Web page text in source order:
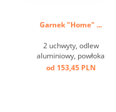
Garnek "Home" ...
2 uchwyty, odlew
aluminiowy, powłoka
przeciw przywierająca, dno
od 153,45 PLN